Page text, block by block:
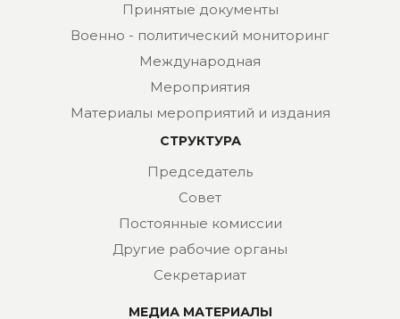
Принятые документы
Военно - политический мониторинг
Международная
Мероприятия
Материалы мероприятий и издания
СТРУКТУРА
Председатель
Совет
Постоянные комиссии
Другие рабочие органы
Секретариат
МЕДИА МАТЕРИАЛЫ